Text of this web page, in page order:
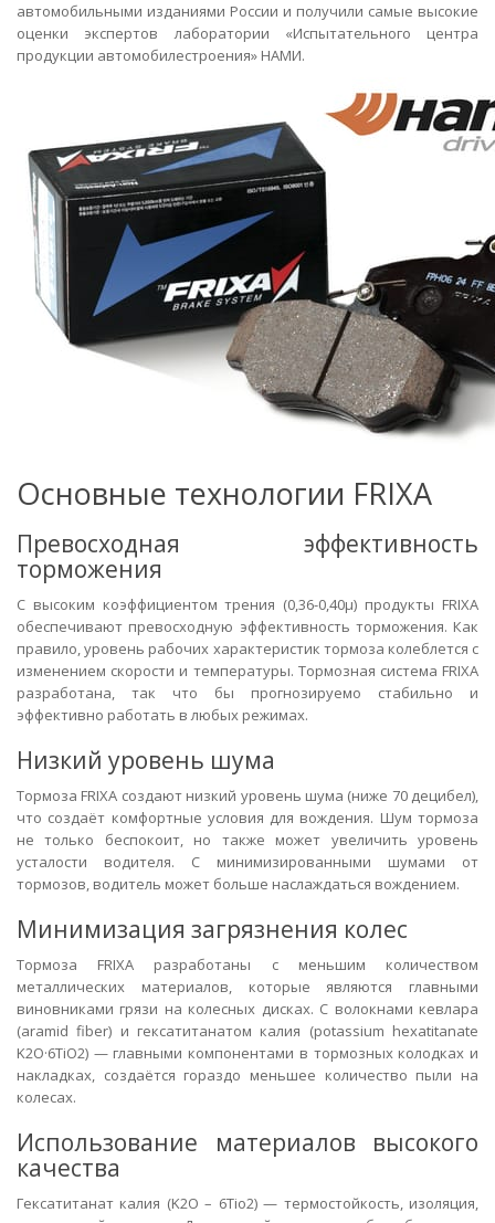
автомобильными изданиями России и получили самые высокие
оценки экспертов лаборатории «Испытательного центра
продукции автомобилестроения» НАМИ.
Основные технологии FRIXA
Превосходная эффективность
торможения
С высоким коэффициентом трения (0,36-0,40μ) продукты FRIXA
обеспечивают превосходную эффективность торможения. Как
правило, уровень рабочих характеристик тормоза колеблется с
изменением скорости и температуры. Тормозная система FRIXA
разработана, так что бы прогнозируемо стабильно и
эффективно работать в любых режимах.
Низкий уровень шума
Тормоза FRIXA создают низкий уровень шума (ниже 70 децибел),
что создаёт комфортные условия для вождения. Шум тормоза
не только беспокоит, но также может увеличить уровень
усталости водителя. С минимизированными шумами от
тормозов, водитель может больше наслаждаться вождением.
Минимизация загрязнения колес
Тормоза FRIXA разработаны с меньшим количеством
металлических материалов, которые являются главными
виновниками грязи на колесных дисках. С волокнами кевлара
(aramid fiber) и гексатитанатом калия (potassium hexatitanate
K2O·6TiO2) — главными компонентами в тормозных колодках и
накладках, создаётся гораздо меньшее количество пыли на
колесах.
Использование материалов высокого
качества
Гексатитанат калия (K2O – 6Tio2) — термостойкость, изоляция,